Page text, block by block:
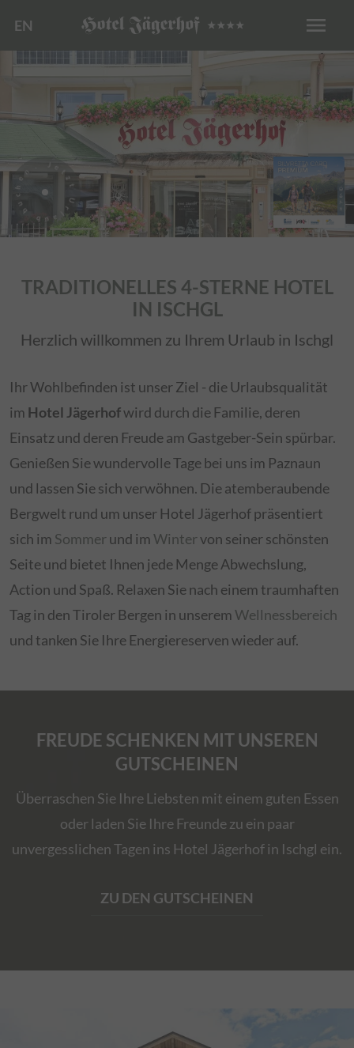
EN menu
. Jetzt Urlaub buchen
TRADITIONELLES 4-STERNE HOTEL
IN ISCHGL
Herzlich willkommen zu Ihrem Urlaub in Ischgl
Ihr Wohlbefinden ist unser Ziel - die Urlaubsqualität
im Hotel Jägerhofwird durch die Familie, deren
Einsatz und deren Freude am Gastgeber-Sein spürbar.
Genießen Sie wundervolle Tage bei uns im Paznaun
und lassen Sie sich verwöhnen. Die atemberaubende
Bergwelt rund um unser Hotel Jägerhof präsentiert
sich im Sommerund imWintervon seiner schönsten
Seite und bietet Ihnen jede Menge Abwechslung,
Action und Spaß. Relaxen Sie nach einem traumhaften
Tag in den Tiroler Bergen in unseremWellnessbereich
und tanken Sie Ihre Energiereserven wieder auf.
FREUDE SCHENKEN MIT UNSEREN
GUTSCHEINEN
Überraschen Sie Ihre Liebsten mit einem guten Essen
oder laden Sie Ihre Freunde zu ein paar
unvergesslichen Tagen ins Hotel Jägerhof in Ischgl ein.
ZU DEN GUTSCHEINEN